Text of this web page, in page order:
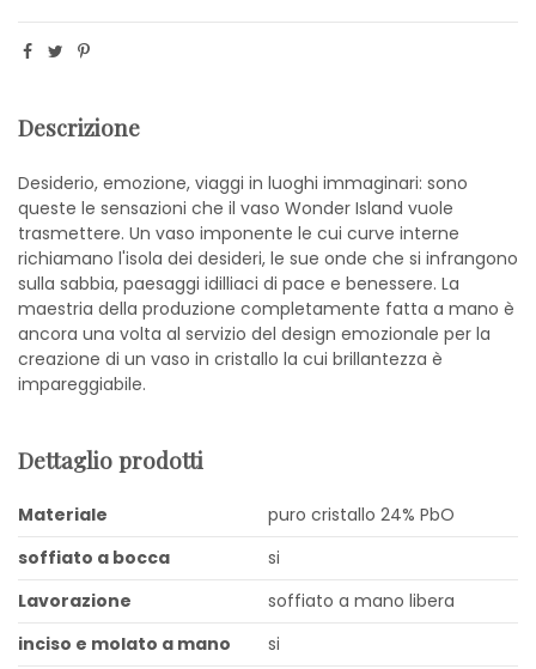
Descrizione
Desiderio, emozione, viaggi in luoghi immaginari: sono
queste le sensazioni che il vaso Wonder Island vuole
trasmettere. Un vaso imponente le cui curve interne
richiamano l'isola dei desideri, le sue onde che si infrangono
sulla sabbia, paesaggi idilliaci di pace e benessere. La
maestria della produzione completamente fatta a mano è
ancora una volta al servizio del design emozionale per la
creazione di un vaso in cristallo la cui brillantezza è
impareggiabile.
Dettaglio prodotti
Materiale
puro cristallo 24% PbO
soffiato a bocca
si
Lavorazione
soffiato a mano libera
inciso e molato a mano
si